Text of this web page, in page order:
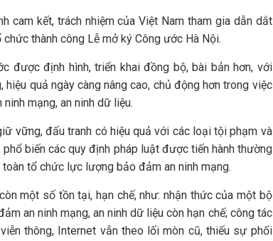
cam kết, trách nhiệm của Việt Nam tham gia dẫn dắt
thành công Lễ mở ký Công ước Hà Nội.
được định hình, triển khai đồng bộ, bài bản hơn, với
quả ngày càng nâng cao, chủ động hơn trong việc
mạng, an ninh dữ liệu.
vững, đấu tranh có hiệu quả với các loại tội phạm và
biến các quy định pháp luật được tiến hành thường
tổ chức lực lượng bảo đảm an ninh mạng.
một số tồn tại, hạn chế, như: nhận thức của một bộ
an ninh mạng, an ninh dữ liệu còn hạn chế; công tác
thông, Internet vẫn theo lối mòn cũ, thiếu sự phối